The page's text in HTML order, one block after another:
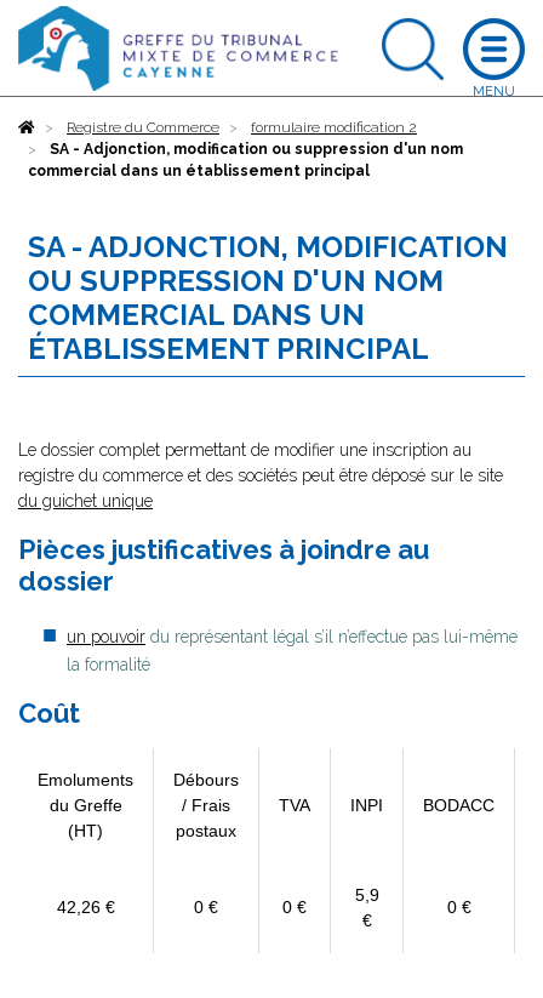
AccueilRegistre du Commerce
formulaire modification 2
SA - Adjonction, modification ou suppression d'un nom
commercial dans un établissement principal
SA - ADJONCTION, MODIFICATION
OU SUPPRESSION D'UN NOM
COMMERCIAL DANS UN
ÉTABLISSEMENT PRINCIPAL
Le dossier complet permettant de modifier une inscription au
registre du commerce et des sociétés peut être déposé sur le site
du guichet unique
Pièces justificatives à joindre au
dossier
un pouvoir du représentant légal s’il n’effectue pas lui-même
la formalité
Coût
Emoluments
du Greffe
(HT)
Débours
/ Frais
postaux
TVA INPI BODACC
42,26 € 0 € 0 €
5,9
€
0 €